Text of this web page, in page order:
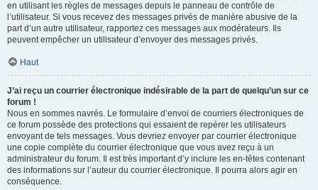
en utilisant les règles de messages depuis le panneau de contrôle de
l’utilisateur. Si vous recevez des messages privés de manière abusive de la
part d’un autre utilisateur, rapportez ces messages aux modérateurs. Ils
peuvent empêcher un utilisateur d’envoyer des messages privés.
Haut
J’ai reçu un courrier électronique indésirable de la part de quelqu’un sur ce
forum !
Nous en sommes navrés. Le formulaire d’envoi de courriers électroniques de
ce forum possède des protections qui essaient de repérer les utilisateurs
envoyant de tels messages. Vous devriez envoyer par courrier électronique
une copie complète du courrier électronique que vous avez reçu à un
administrateur du forum. Il est très important d’y inclure les en-têtes contenant
des informations sur l’auteur du courrier électronique. Il pourra alors agir en
conséquence.